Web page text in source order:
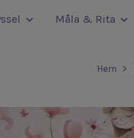
Måla & Rita
Hem